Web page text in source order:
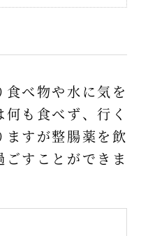
べ物や水に気を
も食べず、行く
ますが整腸薬を飲
すことができま